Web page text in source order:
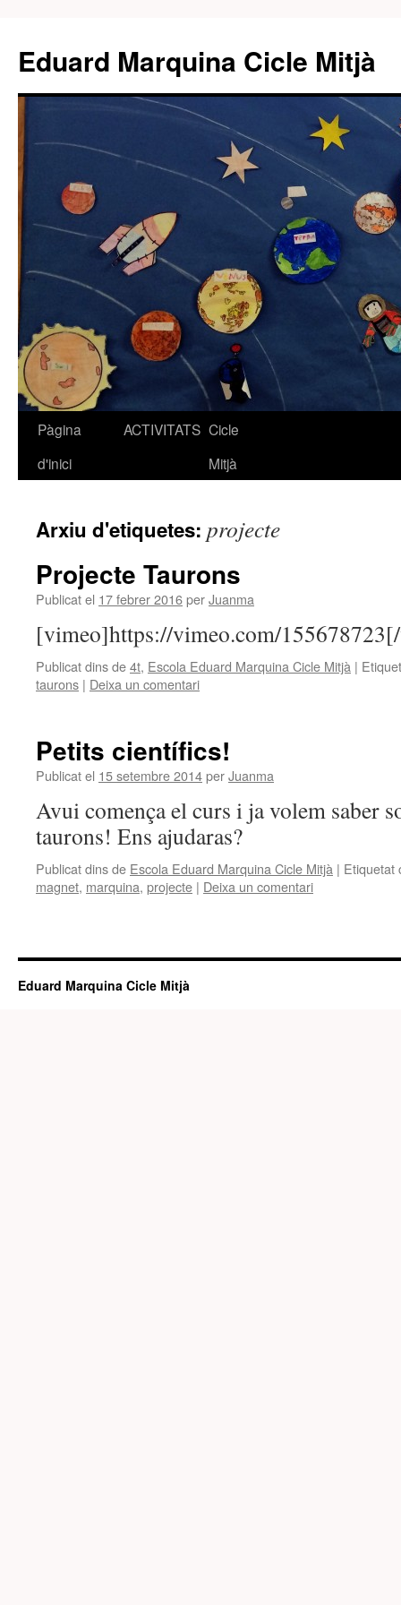
Eduard Marquina Cicle Mitjà
Vés
Pàgina
d'inici
ACTIVITATS Cicle
Mitjà
Arxiu d'etiquetes: projecte
Projecte Taurons
Publicat el 17 febrer 2016perJuanma
[vimeo]https://vimeo.com/
Publicat dins de4t, Escola Eduard Marquina Cicle Mitjà |
taurons | Deixa un comentari
Petits científics!
Publicat el 15 setembre 2014perJuanma
Avui comença el curs i ja volem saber
taurons! Ens ajudaras?
Publicat dins de Escola Eduard Marquina Cicle Mitjà | Etiquetat
magnet, marquina, projecte | Deixa un comentari
Eduard Marquina Cicle Mitjà